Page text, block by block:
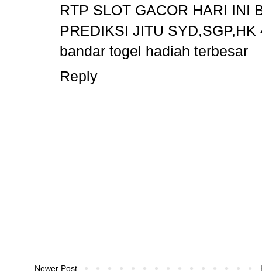
RTP SLOT GACOR HARI INI
PREDIKSI JITU SYD,SGP,HK
bandar togel hadiah terbesar
Reply
Newer Post